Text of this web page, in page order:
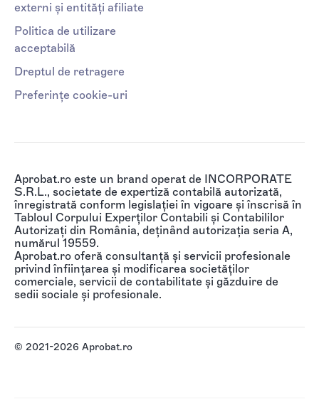
externi și entități afiliate
Politica de utilizare
acceptabilă
Dreptul de retragere
Preferințe cookie-uri
Aprobat.ro este un brand operat de INCORPORATE
S.R.L., societate de expertiză contabilă autorizată,
înregistrată conform legislației în vigoare și înscrisă în
Tabloul Corpului Experților Contabili și Contabililor
Autorizați din România, deținând autorizația seria A,
numărul 19559.
Aprobat.ro oferă consultanță și servicii profesionale
privind înființarea și modificarea societăților
comerciale, servicii de contabilitate și găzduire de
sedii sociale și profesionale.
© 2021-2026 Aprobat.ro